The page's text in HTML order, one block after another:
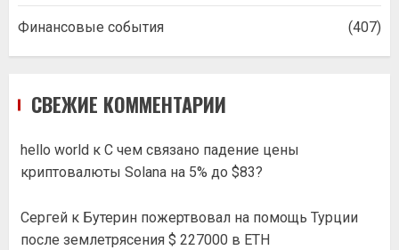
Финансовые события (407)
СВЕЖИЕ КОММЕНТАРИИ
hello world к С чем связано падение цены
криптовалюты Solana на 5% до $83?
Сергей к Бутерин пожертвовал на помощь Турции
после землетрясения $ 227000 в ETH